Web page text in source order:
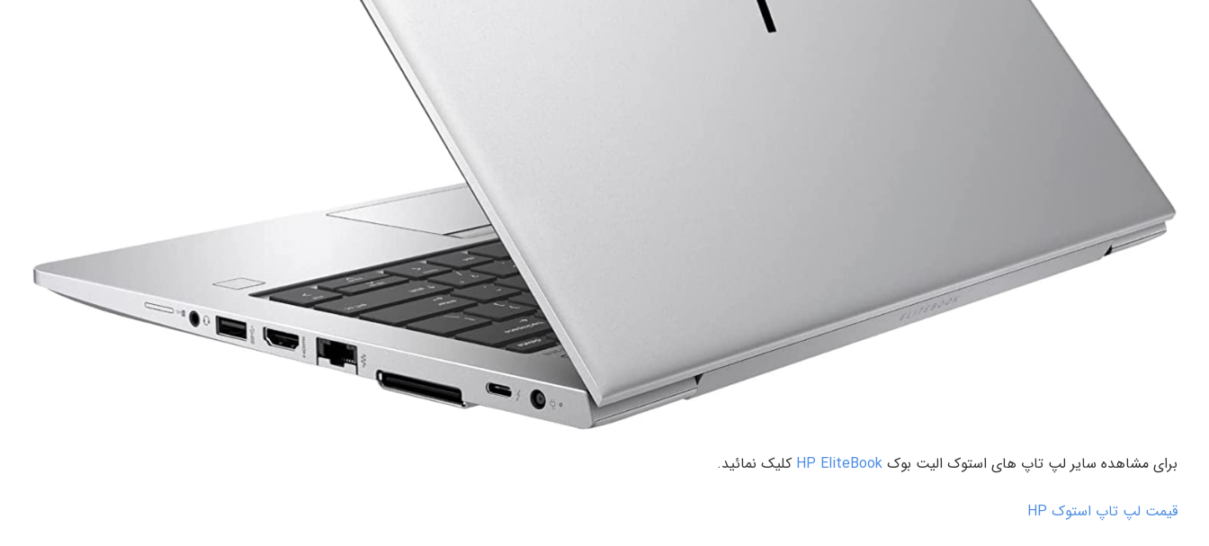
برای مشاهده سایر لپ تاپ های استوک الیت بوک HP EliteBook کلیک نمائید.
قیمت لپ تاپ استوک HP